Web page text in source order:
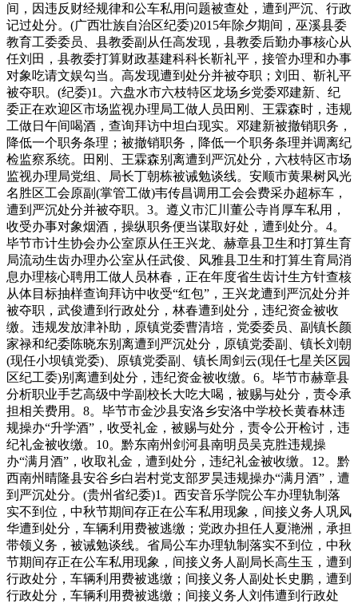
间，因违反财经规律和公车私用问题被查处，遭到严沉、行政
记过处分。(广西壮族自治区纪委)2015年除夕期间，巫溪县委
教育工委委员、县教委副从任高发现，县教委后勤办事核心从
任刘田，县教委打算财政基建科科长靳礼平，接管办理和办事
对象吃请文娱勾当。高发现遭到处分并被夺职；刘田、靳礼平
被夺职。(纪委)1。六盘水市六枝特区龙场乡党委邓建新、纪
委正在欢迎区市场监视办理局工做人员田刚、王霖森时，违规
工做日午间喝酒，查询拜访中坦白现实。邓建新被撤销职务，
降低一个职务条理；被撤销职务，降低一个职务条理并调离纪
检监察系统。田刚、王霖森别离遭到严沉处分，六枝特区市场
监视办理局党组、局长丁朝栋被诫勉谈线。安顺市黄果树风光
名胜区工会原副(掌管工做)韦传昌调用工会会费采办超标车，
遭到严沉处分并被夺职。3。遵义市汇川董公寺肖厚车私用，
收受办事对象烟酒，操纵职务便当谋取好处，遭到处分。4。
毕节市计生协会办公室原从任王兴龙、赫章县卫生和打算生育
局流动生齿办理办公室从任武俊、风雅县卫生和打算生育局消
息办理核心聘用工做人员林春，正在年度省生齿计生方针查核
从体目标抽样查询拜访中收受“红包”，王兴龙遭到严沉处分并
被夺职，武俊遭到行政处分，林春遭到处分，违纪资金被收
缴。违规发放津补助，原镇党委曹清培，党委委员、副镇长颜
家禄和纪委陈晓东别离遭到严沉处分，原镇党委副、镇长刘朝
(现任小坝镇党委)、原镇党委副、镇长周剑云(现任七星关区园
区纪工委)别离遭到处分，违纪资金被收缴。6。毕节市赫章县
分析职业手艺高级中学副校长大吃大喝，被赐与处分，责令承
担相关费用。8。毕节市金沙县安洛乡安洛中学校长黄春林违
规操办“升学酒”，收受礼金，被赐与处分，责令公开检讨，违
纪礼金被收缴。10。黔东南州剑河县南明员吴克胜违规操
办“满月酒”，收取礼金，遭到处分，违纪礼金被收缴。12。黔
西南州晴隆县安谷乡白岩村党支部罗昊违规操办“满月酒”，遭
到严沉处分。(贵州省纪委)1。西安音乐学院公车办理轨制落
实不到位，中秋节期间存正在公车私用现象，间接义务人巩风
华遭到处分，车辆利用费被逃缴；党政办担任人夏滟洲，承担
带领义务，被诫勉谈线。省局公车办理轨制落实不到位，中秋
节期间存正在公车私用现象，间接义务人副局长高生玉，遭到
行政处分，车辆利用费被逃缴；间接义务人副处长史鹏，遭到
行政处分，车辆利用费被逃缴；间接义务人刘伟遭到行政处